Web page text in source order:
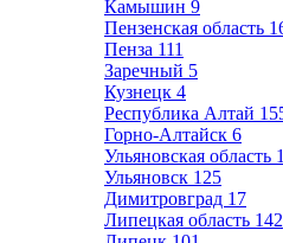
Камышин 9
Пензенская область
Пенза 111
Заречный 5
Кузнецк 4
Республика Алтай
Горно-Алтайск 6
Ульяновская область
Ульяновск 125
Димитровград 17
Липецкая область 142